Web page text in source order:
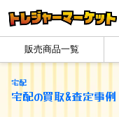
販売商品一覧
宅配
宅配の買取&査定事例